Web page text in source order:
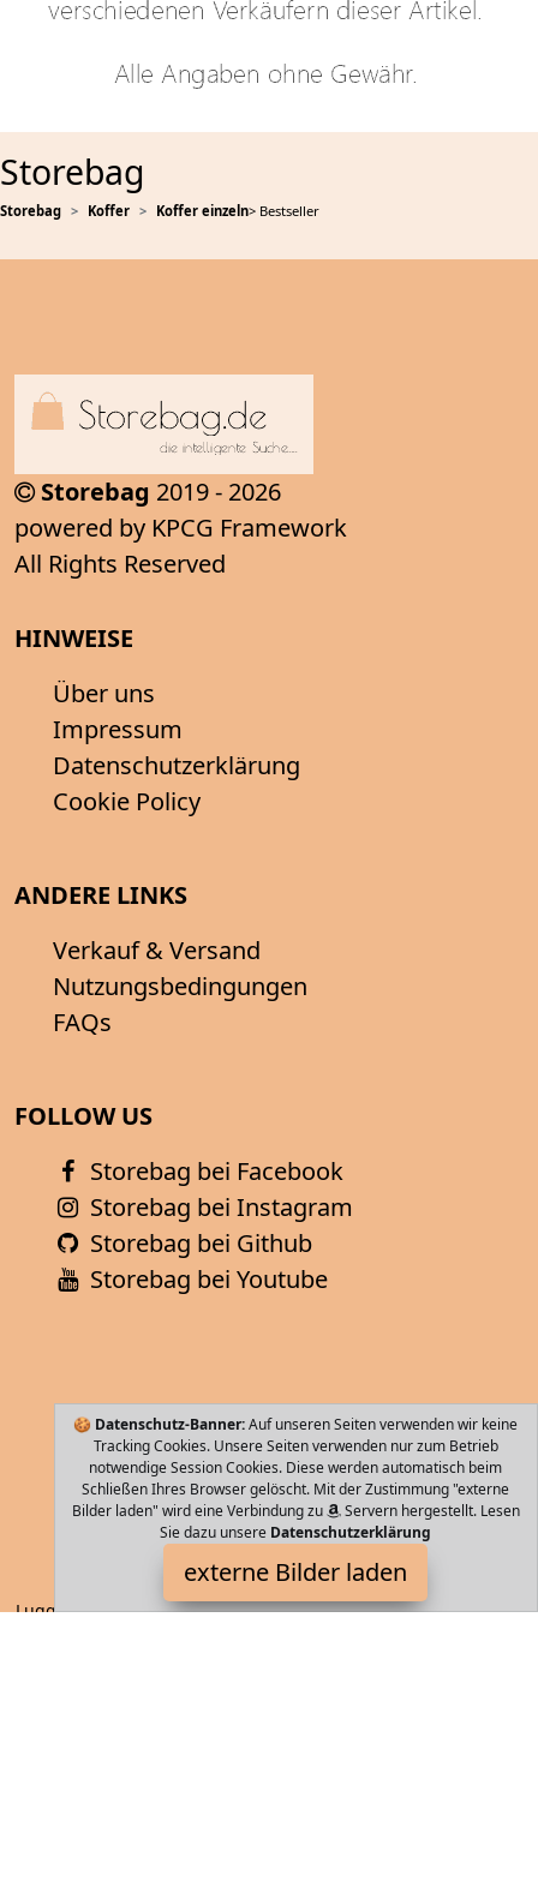
Storebag
Storebag Koffer Koffer einzeln> Bestseller
🍪 Datenschutz-Banner:Auf unseren Seiten verwenden wir keine
Tracking Cookies. Unsere Seiten verwenden nur zum Betrieb
notwendige Session Cookies. Diese werden automatisch beim
Schließen Ihres Browser gelöscht. Mit der Zustimmung "externe
Bilder laden" wird eine Verbindung zu
Servern hergestellt. Lesen
Sie dazu unsere Datenschutzerklärung
externe Bilder laden
Storebag 2019 - 2026
powered by KPCG Framework
All Rights Reserved
HINWEISE
Über uns
Impressum
Datenschutzerklärung
Cookie Policy
ANDERE LINKS
Verkauf & Versand
Nutzungsbedingungen
FAQs
FOLLOW US
Storebag bei Facebook
Storebag bei Instagram
Storebag bei Github
Storebag bei Youtube
TITAN
Luggage e coolen SHOOTING STAR Trolleys von TITAN sind aus